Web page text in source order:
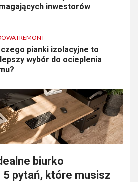
inwestorów
I REMONT
pianki izolacyjne to
wybór do ocieplenia
biurko
5 pytań, które musisz